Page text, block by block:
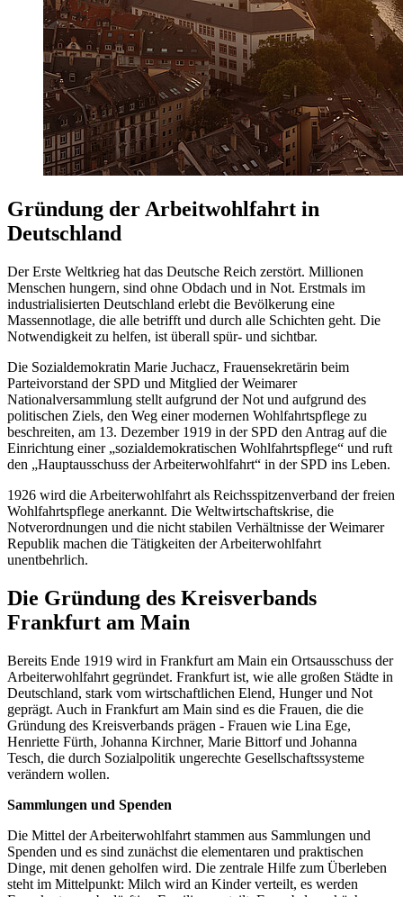
Gründung der Arbeitwohlfahrt in
Deutschland
Der Erste Weltkrieg hat das Deutsche Reich zerstört. Millionen
Menschen hungern, sind ohne Obdach und in Not. Erstmals im
industrialisierten Deutschland erlebt die Bevölkerung eine
Massennotlage, die alle betrifft und durch alle Schichten geht. Die
Notwendigkeit zu helfen, ist überall spür- und sichtbar.
Die Sozialdemokratin Marie Juchacz, Frauensekretärin beim
Parteivorstand der SPD und Mitglied der Weimarer
Nationalversammlung stellt aufgrund der Not und aufgrund des
politischen Ziels, den Weg einer modernen Wohlfahrtspflege zu
beschreiten, am 13. Dezember 1919 in der SPD den Antrag auf die
Einrichtung einer „sozialdemokratischen Wohlfahrtspflege“ und ruft
den „Hauptausschuss der Arbeiterwohlfahrt“ in der SPD ins Leben.
1926 wird die Arbeiterwohlfahrt als Reichsspitzenverband der freien
Wohlfahrtspflege anerkannt. Die Weltwirtschaftskrise, die
Notverordnungen und die nicht stabilen Verhältnisse der Weimarer
Republik machen die Tätigkeiten der Arbeiterwohlfahrt
unentbehrlich.
Die Gründung des Kreisverbands
Frankfurt am Main
Bereits Ende 1919 wird in Frankfurt am Main ein Ortsausschuss der
Arbeiterwohlfahrt gegründet. Frankfurt ist, wie alle großen Städte in
Deutschland, stark vom wirtschaftlichen Elend, Hunger und Not
geprägt. Auch in Frankfurt am Main sind es die Frauen, die die
Gründung des Kreisverbands prägen - Frauen wie Lina Ege,
Henriette Fürth, Johanna Kirchner, Marie Bittorf und Johanna
Tesch, die durch Sozialpolitik ungerechte Gesellschaftssysteme
verändern wollen.
Sammlungen und Spenden
Die Mittel der Arbeiterwohlfahrt stammen aus Sammlungen und
Spenden und es sind zunächst die elementaren und praktischen
Dinge, mit denen geholfen wird. Die zentrale Hilfe zum Überleben
steht im Mittelpunkt: Milch wird an Kinder verteilt, es werden